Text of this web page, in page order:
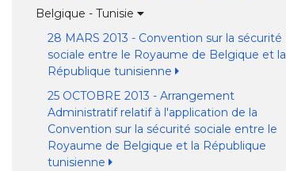
Belgique - Tunisie
28 MARS 2013 - Convention sur la sécurité
sociale entre le Royaume de Belgique et la
République tunisienne
25 OCTOBRE 2013 - Arrangement
Administratif relatif à l'application de la
Convention sur la sécurité sociale entre le
Royaume de Belgique et la République
tunisienne